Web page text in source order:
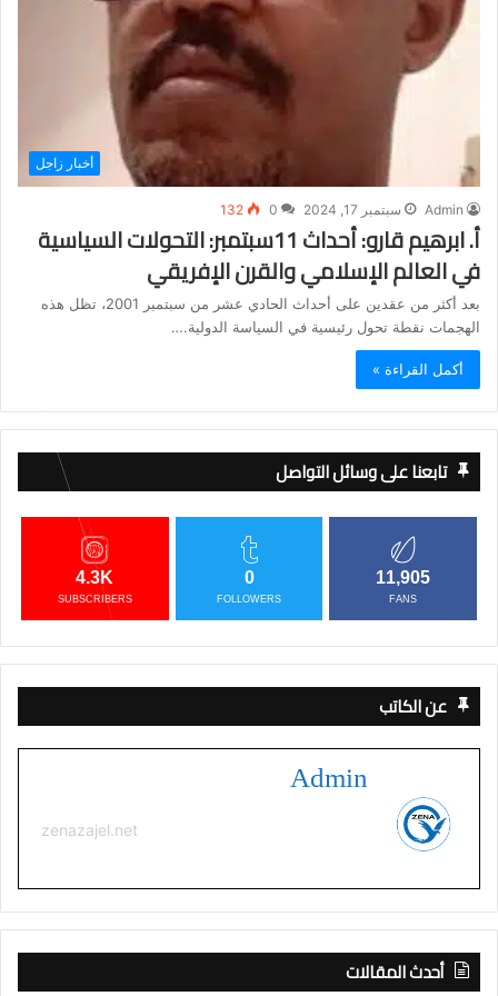
أخبار زاجل
Admin سبتمبر 17, 2024 0
132
أ. ابرهيم قارو: أحداث 11سبتمبر: التحولات السياسية
في العالم الإسلامي والقرن الإفريقي
بعد أكثر من عقدين على أحداث الحادي عشر من سبتمبر 2001، تظل هذه
الهجمات نقطة تحول رئيسية في السياسة الدولية.…
أكمل القراءة »
تابعنا على وسائل التواصل
11,905
FANS
0
FOLLOWERS
4.3K
SUBSCRIBERS
عن الكاتب
Admin
zenazajel.net
أحدث المقالات